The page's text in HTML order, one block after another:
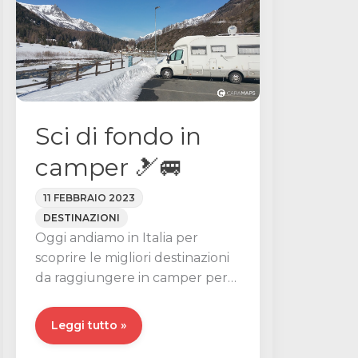
Sci di fondo in
camper 🎿🚐
11 FEBBRAIO 2023
DESTINAZIONI
Oggi andiamo in Italia per
scoprire le migliori destinazioni
da raggiungere in camper per
Sci
di
Leggi tutto »